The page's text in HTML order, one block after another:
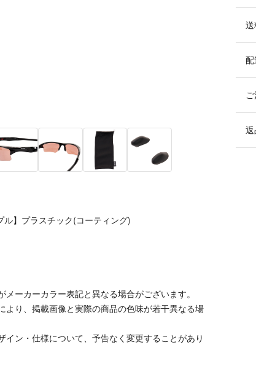
送
配
返
】プラスチック(コーティング)
ーカーカラー表記と異なる場合がございます。
り、掲載画像と実際の商品の色味が若干異なる場
イン・仕様について、予告なく変更することがあり